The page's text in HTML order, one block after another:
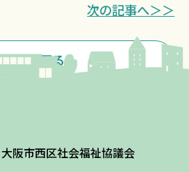
一覧に戻る
次の記事へ＞＞
阪市西区社会福祉協議会